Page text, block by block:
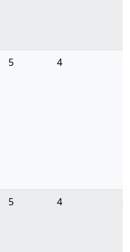
5 4
5 4